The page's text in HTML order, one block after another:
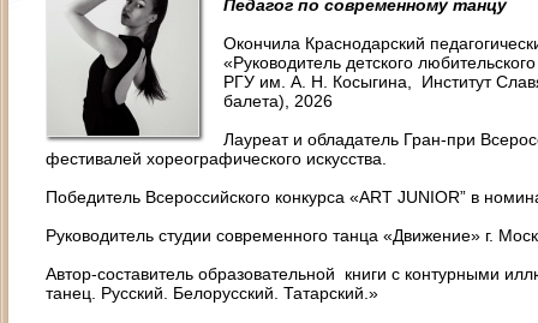
Педагог по современному танцу
Окончила Краснодарский
«Руководитель детского
РГУ им. А. Н. Косыгина, Институт
балета), 2026
Лауреат и обладатель Гран-при
фестивалей хореографического искусства.
Победитель Всероссийского конкурса «ART JUNIOR” в
Руководитель студии современного танца «Движение» г.
Автор-составитель образовательной книги с контурными
танец. Русский. Белорусский. Татарский.»